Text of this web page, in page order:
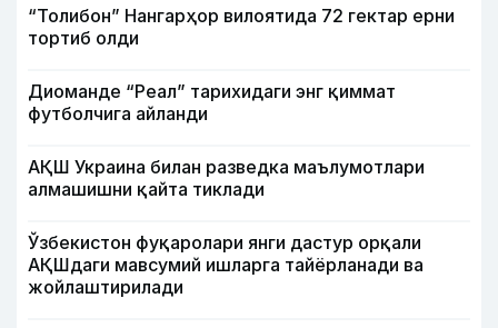
“Толибон” Нангарҳор вилоятида 72 гектар ерни
тортиб олди
Диоманде “Реал” тарихидаги энг қиммат
футболчига айланди
АҚШ Украина билан разведка маълумотлари
алмашишни қайта тиклади
Ўзбекистон фуқаролари янги дастур орқали
АҚШдаги мавсумий ишларга тайёрланади ва
жойлаштирилади